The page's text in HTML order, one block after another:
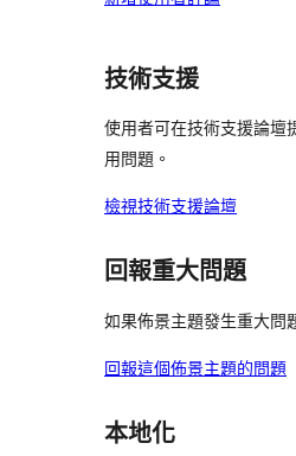
論
評
論
用
者
評
論
1
使
者
評
技術支援
使用者可在技術支援論壇
用問題。
檢視技術支援論壇
回報重大問題
如果佈景主題發生重大問
回報這個佈景主題的問題
本地化